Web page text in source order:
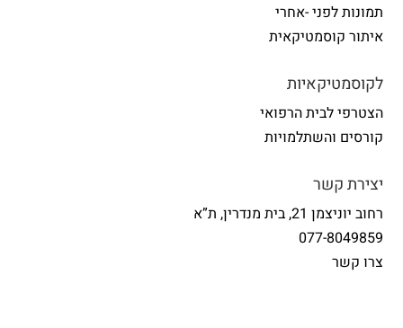
תמונות לפני -אחרי
איתור קוסמטיקאית
לקוסמטיקאיות
הצטרפי לבית הרפואי
קורסים והשתלמויות
יצירת קשר
רחוב יוניצמן 21, בית מנדרין, ת”א
077-8049859
צרו קשר